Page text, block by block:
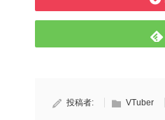
投稿者: VTuber